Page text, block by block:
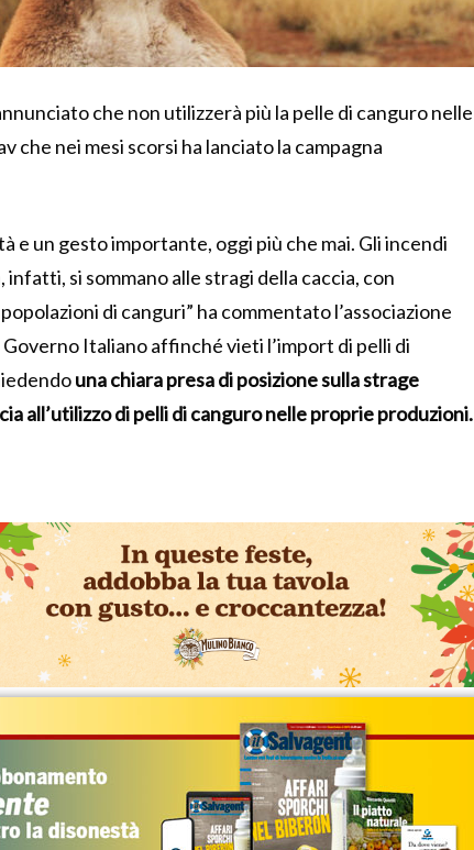
che non utilizzerà più la pelle di canguro nelle
che nei mesi scorsi ha lanciato la campagna
e un gesto importante, oggi più che mai. Gli incendi
si sommano alle stragi della caccia, con
di canguri” ha commentato l’associazione
Italiano affinché vieti l’import di pelli di
una chiara presa di posizione sulla strage
all’utilizzo di pelli di canguro nelle proprie produzioni.